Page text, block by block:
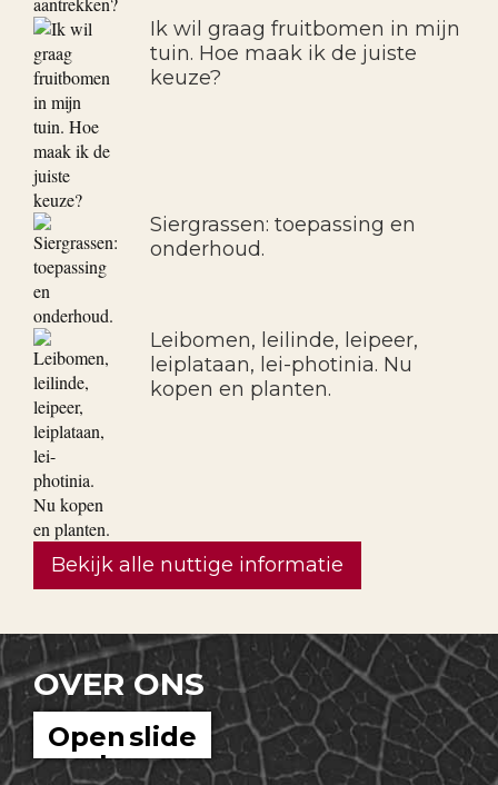
Ik wil graag fruitbomen in mijn
tuin. Hoe maak ik de juiste
keuze?
Siergrassen: toepassing en
onderhoud.
Leibomen, leilinde, leipeer,
leiplataan, lei-photinia. Nu
kopen en planten.
Bekijk alle nuttige informatie
OVER ONS
Open slide
show